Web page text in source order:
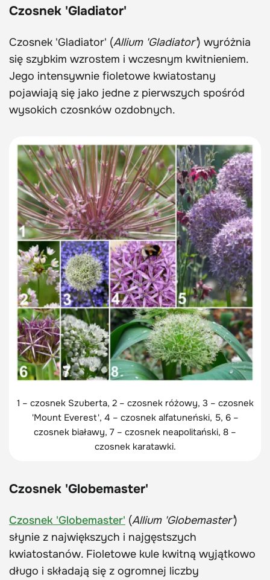
Czosnek 'Gladiator'
Czosnek 'Gladiator' (Allium 'Gladiator') wyróżnia
się szybkim wzrostem i wczesnym kwitnieniem.
Jego intensywnie fioletowe kwiatostany
pojawiają się jako jedne z pierwszych spośród
wysokich czosnków ozdobnych.
1 – czosnek Szuberta, 2 – czosnek różowy, 3 – czosnek
'Mount Everest', 4 – czosnek alfatuneński, 5, 6 –
czosnek białawy, 7 – czosnek neapolitański, 8 –
czosnek karatawki.
Czosnek 'Globemaster'
Czosnek 'Globemaster' (Allium 'Globemaster')
słynie z największych i najgęstszych
kwiatostanów. Fioletowe kule kwitną wyjątkowo
długo i składają się z ogromnej liczby